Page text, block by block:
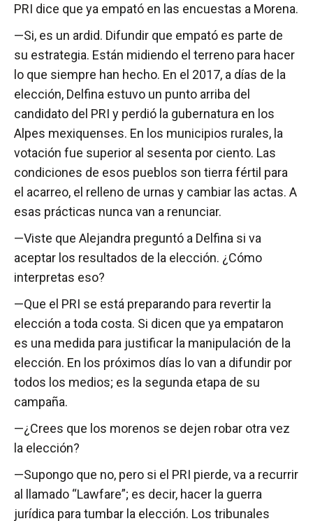
PRI dice que ya empató en las encuestas a Morena.
—Si, es un ardid. Difundir que empató es parte de
su estrategia. Están midiendo el terreno para hacer
lo que siempre han hecho. En el 2017, a días de la
elección, Delfina estuvo un punto arriba del
candidato del PRI y perdió la gubernatura en los
Alpes mexiquenses. En los municipios rurales, la
votación fue superior al sesenta por ciento. Las
condiciones de esos pueblos son tierra fértil para
el acarreo, el relleno de urnas y cambiar las actas. A
esas prácticas nunca van a renunciar.
—Viste que Alejandra preguntó a Delfina si va
aceptar los resultados de la elección. ¿Cómo
interpretas eso?
—Que el PRI se está preparando para revertir la
elección a toda costa. Si dicen que ya empataron
es una medida para justificar la manipulación de la
elección. En los próximos días lo van a difundir por
todos los medios; es la segunda etapa de su
campaña.
—¿Crees que los morenos se dejen robar otra vez
la elección?
—Supongo que no, pero si el PRI pierde, va a recurrir
al llamado “Lawfare”; es decir, hacer la guerra
jurídica para tumbar la elección. Los tribunales